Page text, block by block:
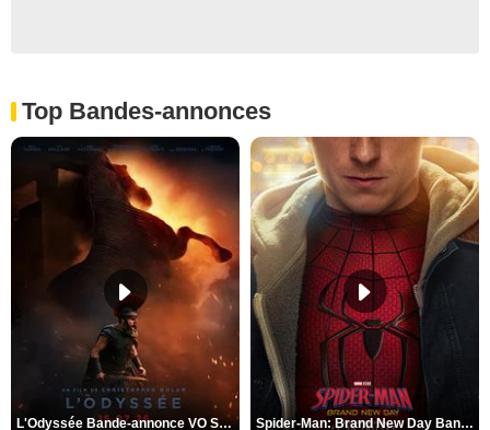
Top Bandes-annonces
L'Odyssée Bande-annonce VO STFR Spider-Man: Brand New Day Bande-annonce VO STFR